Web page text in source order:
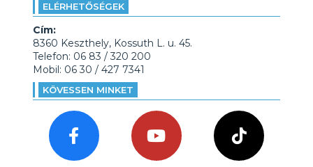
ELÉRHETŐSÉGEK
Cím:
8360 Keszthely, Kossuth L. u. 45.
Telefon: 06 83 / 320 200
Mobil: 06 30 / 427 7341
KÖVESSEN MINKET